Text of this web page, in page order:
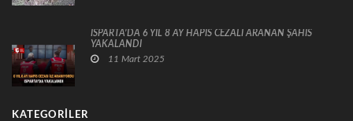
ISPARTA’DA 6 YIL 8 AY HAPİS CEZALI ARANAN ŞAHIS
YAKALANDI
11 Mart 2025
KATEGORILER